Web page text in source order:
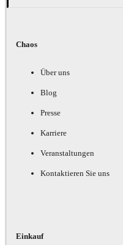
Chaos
Über uns
Blog
Presse
Karriere
Veranstaltungen
Kontaktieren Sie uns
Einkauf